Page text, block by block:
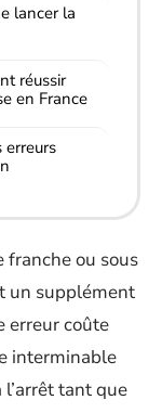
lancer la
réussir
en France
erreurs
franche ou sous
un supplément
erreur coûte
interminable
l’arrêt tant que